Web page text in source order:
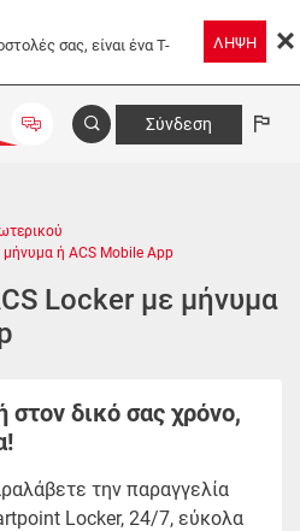
σας, είναι ένα T-
ΛΗΨΗ
Σύνδεση
ή ACS Mobile App
Locker με μήνυμα
δικό σας χρόνο,
την παραγγελία
Locker, 24/7, εύκολα